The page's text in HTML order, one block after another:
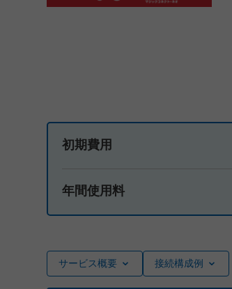
初期費用
年間使用料
サービス概要 接続構成例